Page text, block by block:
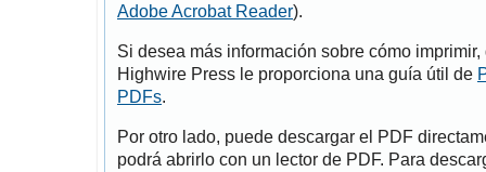
Adobe Acrobat Reader).
Si desea más información sobre cómo
Highwire Press le proporciona una guía útil de
PDFs.
Por otro lado, puede descargar el PDF
podrá abrirlo con un lector de PDF. Para